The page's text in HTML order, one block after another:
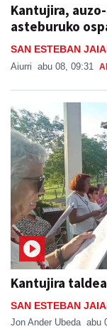
Kantujira,
asteburuko
SAN ESTEBAN
Aiurri abu 08, 09:31
Kantujira
SAN ESTEBAN
Jon Ander Ubeda abu